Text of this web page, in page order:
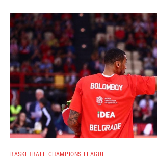
BASKETBALL CHAMPIONS LEAGUE